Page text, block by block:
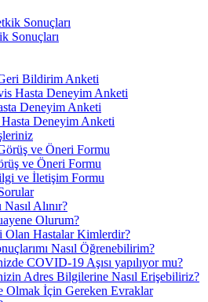
Sonuçları
Sonuçları
Bildirim Anketi
Hasta Deneyim Anketi
Deneyim Anketi
Deneyim Anketi
ve Öneri Formu
ve Öneri Formu
ve İletişim Formu
Alınır?
Olurum?
Olan Hastalar Kimlerdir?
Nasıl Öğrenebilirim?
COVID-19 Aşısı yapılıyor mu?
Adres Bilgilerine Nasıl Erişebiliriz?
Olmak İçin Gereken Evraklar